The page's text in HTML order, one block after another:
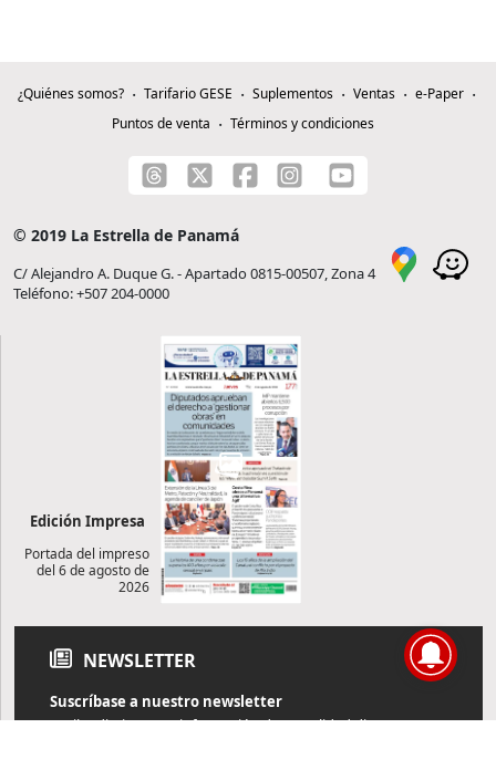
¿Quiénes somos? Tarifario GESE Suplementos Ventas
e-Paper
Puntos de venta
Términos y condiciones
© 2019 La Estrella de Panamá
C/ Alejandro A. Duque G. - Apartado 0815-00507, Zona 4
Teléfono: +507 204-0000
Edición Impresa
Portada del impreso
del 6 de agosto de
2026
NEWSLETTER
Suscríbase a nuestro newsletter
Reciba diariamente información de actualidad directamente en